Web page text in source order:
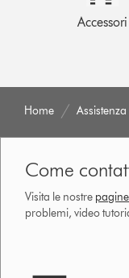
Accessori
Home Assistenza
Come
Visita le nostre
problemi, video